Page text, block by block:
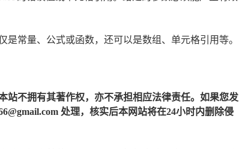
常量、公式或函数，还可以是数组、单元格引用等。
站不拥有其著作权，亦不承担相应法律责任。如果您发
处理，核实后本网站将在24小时内删除侵